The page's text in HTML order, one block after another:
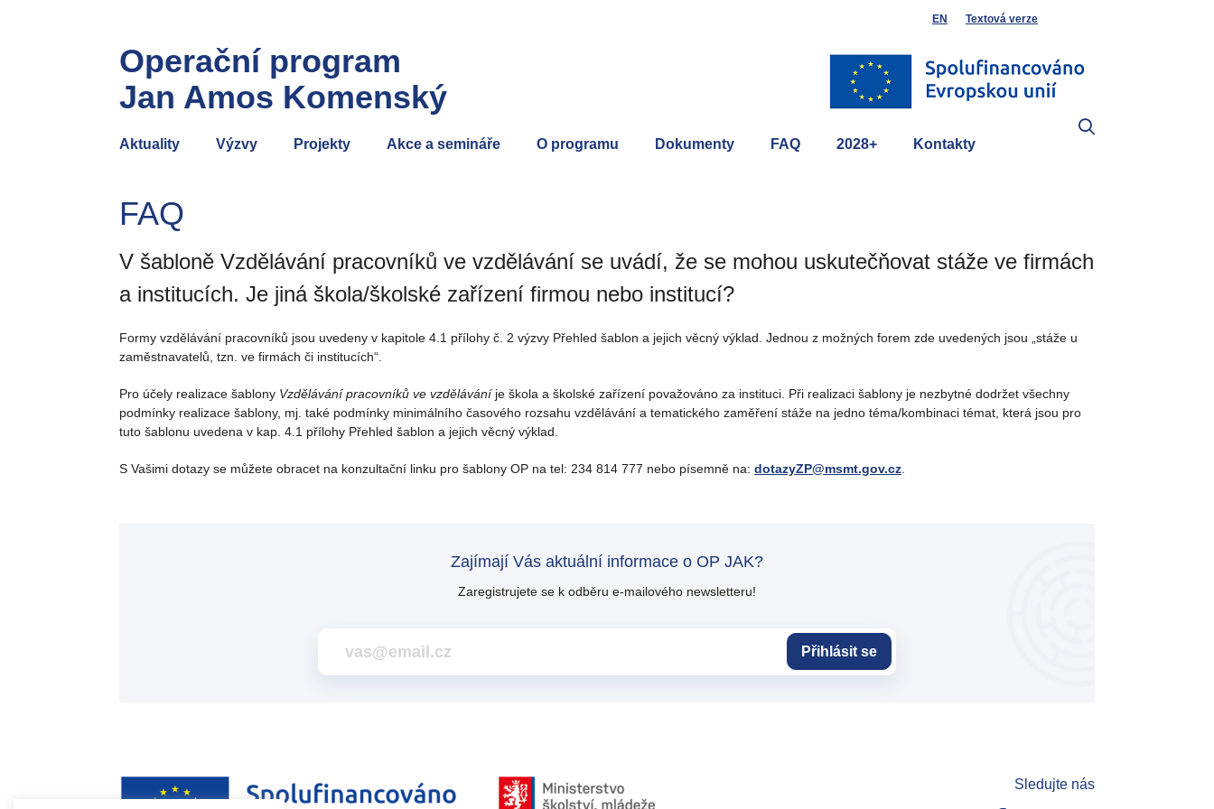
Operační program
Jan Amos Komenský
EN Textová verze
Aktuality Výzvy Projekty Akce a semináře O programu Dokumenty FAQ 2028+ Kontakty
FAQ
V šabloně Vzdělávání pracovníků ve vzdělávání se uvádí, že se mohou uskutečňovat stáže ve firmách
a institucích. Je jiná škola/školské zařízení firmou nebo institucí?
Formy vzdělávání pracovníků jsou uvedeny v kapitole 4.1 přílohy č. 2 výzvy Přehled šablon a jejich věcný výklad. Jednou z možných forem zde uvedených jsou „stáže u
zaměstnavatelů, tzn. ve firmách či institucích“.
Pro účely realizace šablony Vzdělávání pracovníků ve vzdělávání je škola a školské zařízení považováno za instituci. Při realizaci šablony je nezbytné dodržet všechny
podmínky realizace šablony, mj. také podmínky minimálního časového rozsahu vzdělávání a tematického zaměření stáže na jedno téma/kombinaci témat, která jsou pro
tuto šablonu uvedena v kap. 4.1 přílohy Přehled šablon a jejich věcný výklad.
S Vašimi dotazy se můžete obracet na konzultační linku pro šablony OP na tel: 234 814 777 nebo písemně na: dotazyZP@msmt.gov.cz
Zajímají Vás aktuální informace o OP JAK?
Zaregistrujete se k odběru e-mailového newsletteru!
Přihlásit se
Sledujte nás